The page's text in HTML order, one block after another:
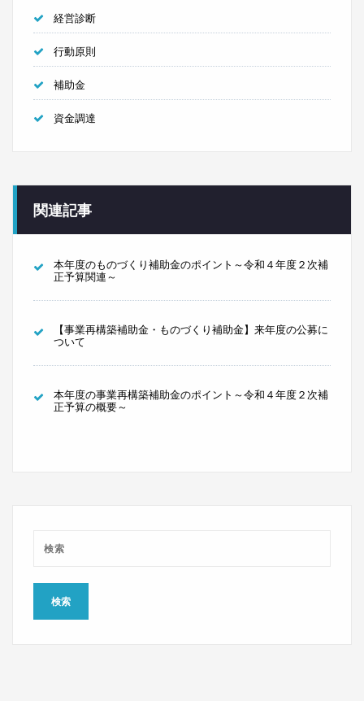
経営診断
行動原則
補助金
資金調達
関連記事
本年度のものづくり補助金のポイント～令和４年度２次補
正予算関連～
【事業再構築補助金・ものづくり補助金】来年度の公募に
ついて
本年度の事業再構築補助金のポイント～令和４年度２次補
正予算の概要～